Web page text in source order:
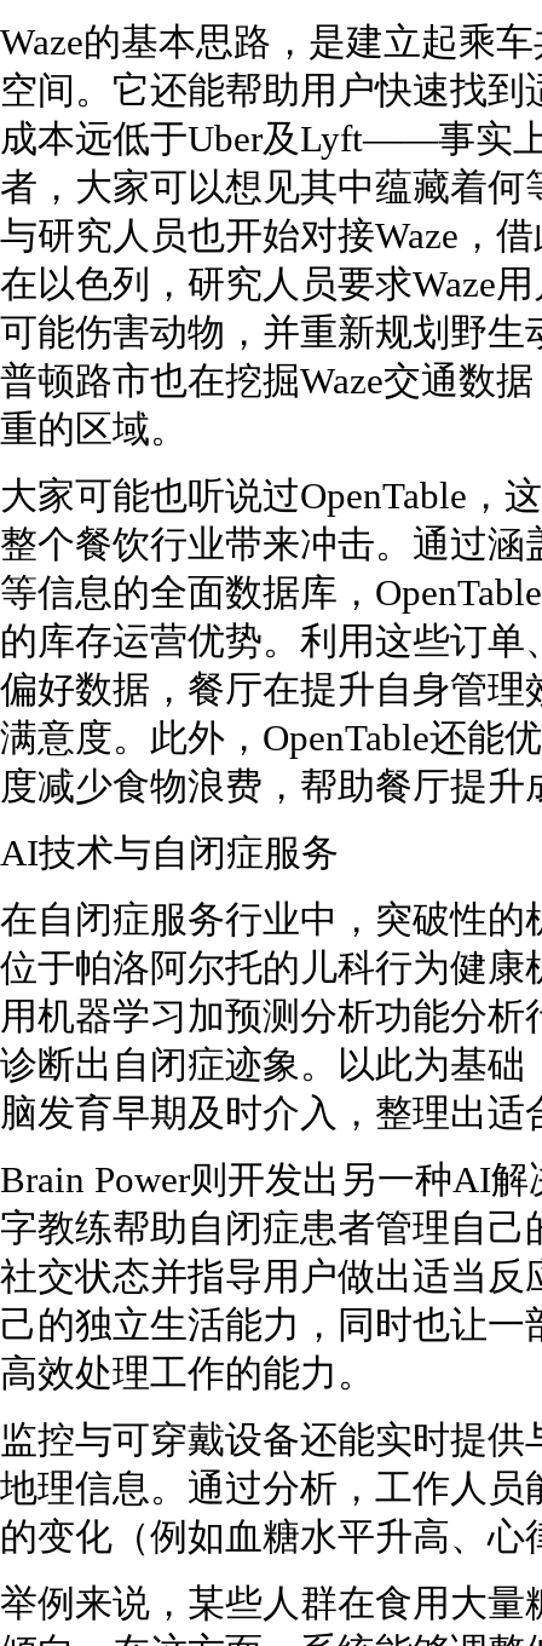
Waze的基本思路，是建立起乘
空间。它还能帮助用户快速找
成本远低于Uber及Lyft——事实
者，大家可以想见其中蕴藏着
与研究人员也开始对接Waze，
在以色列，研究人员要求Waze
可能伤害动物，并重新规划野
普顿路市也在挖掘Waze交通数
重的区域。
大家可能也听说过OpenTable，
整个餐饮行业带来冲击。通过
等信息的全面数据库，
的库存运营优势。利用这些订
偏好数据，餐厅在提升自身管
满意度。此外，OpenTable还能
度减少食物浪费，帮助餐厅提升
AI技术与自闭症服务
在自闭症服务行业中，突破性的
位于帕洛阿尔托的儿科行为健
用机器学习加预测分析功能分
诊断出自闭症迹象。以此为基
脑发育早期及时介入，整理出
Brain Power则开发出另一种AI
字教练帮助自闭症患者管理自
社交状态并指导用户做出适当
己的独立生活能力，同时也让
高效处理工作的能力。
监控与可穿戴设备还能实时提
地理信息。通过分析，工作人
的变化（例如血糖水平升高、
举例来说，某些人群在食用大